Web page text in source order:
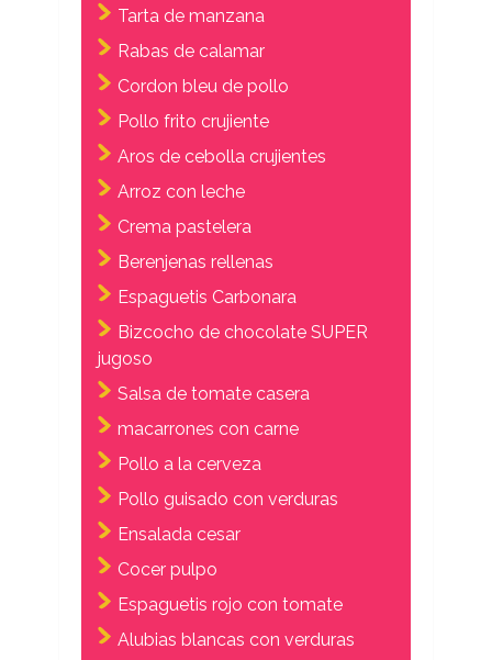
Tarta de manzana
Rabas de calamar
Cordon bleu de pollo
Pollo frito crujiente
Aros de cebolla crujientes
Arroz con leche
Crema pastelera
Berenjenas rellenas
Espaguetis Carbonara
Bizcocho de chocolate SUPER
jugoso
Salsa de tomate casera
macarrones con carne
Pollo a la cerveza
Pollo guisado con verduras
Ensalada cesar
Cocer pulpo
Espaguetis rojo con tomate
Alubias blancas con verduras